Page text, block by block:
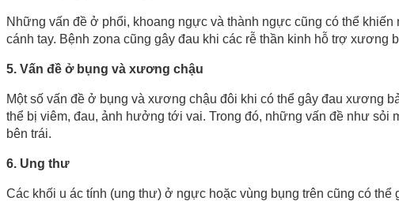
Những vấn đề ở phổi, khoang ngực và thành ngực cũng có thể
cánh tay. Bệnh zona cũng gây đau khi các rễ thần kinh hỗ trợ xương
5. Vấn đề ở bụng và xương chậu
Một số vấn đề ở bụng và xương chậu đôi khi có thể gây đau xương
thể bị viêm, đau, ảnh hưởng tới vai. Trong đó, những vấn đề như sỏi
bên trái.
6. Ung thư
Các khối u ác tính (ung thư) ở ngực hoặc vùng bụng trên cũng có